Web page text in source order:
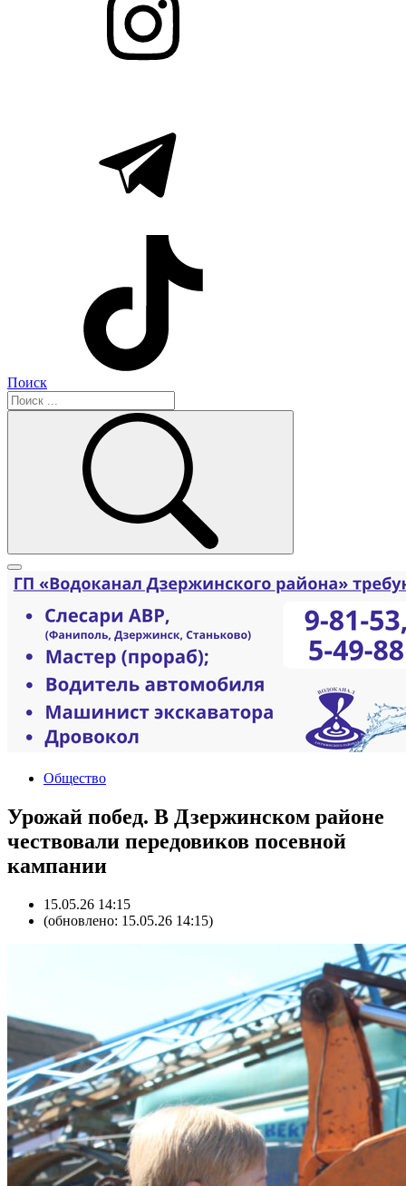
Поиск
Общество
Урожай побед. В Дзержинском районе
чествовали передовиков посевной
кампании
15.05.26 14:15
(обновлено: 15.05.26 14:15)